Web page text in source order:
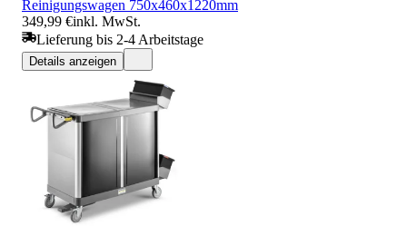
Reinigungswagen 750x460x1220mm
349,99 €inkl. MwSt.
Lieferung bis 2-4 Arbeitstage
Details anzeigen